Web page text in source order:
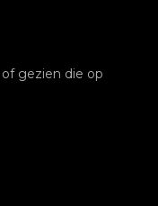
gezien die op